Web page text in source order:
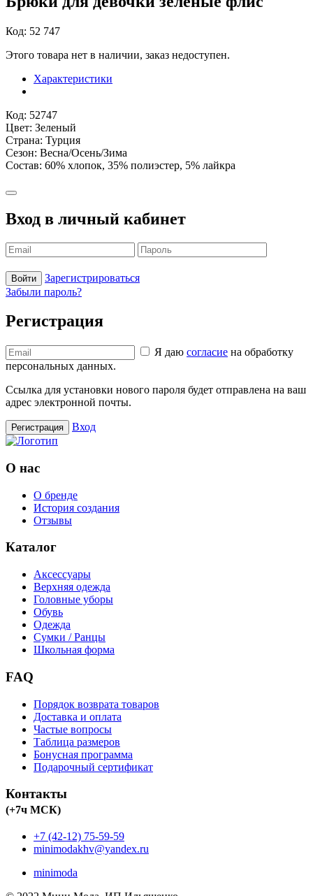
Код: 52 747
Этого товара нет в наличии, заказ недоступен.
Характеристики
Код: 52747
Цвет: Зеленый
Страна: Турция
Сезон: Весна/Осень/Зима
Состав: 60% хлопок, 35% полиэстер, 5% лайкра
Вход в личный кабинет
Войти
Зарегистрироваться
Забыли пароль?
Регистрация
Я даю согласие на обработку
персональных данных.
Ссылка для установки нового пароля будет отправлена ​​на ваш
адрес электронной почты.
Регистрация Вход
О нас
О бренде
История создания
Отзывы
Каталог
Аксессуары
Верхняя одежда
Головные уборы
Обувь
Одежда
Сумки / Ранцы
Школьная форма
FAQ
Порядок возврата товаров
Доставка и оплата
Частые вопросы
Таблица размеров
Бонусная программа
Подарочный сертификат
Контакты
(+7ч МСК)
+7 (42-12) 75-59-59
minimodakhv@yandex.ru
minimoda